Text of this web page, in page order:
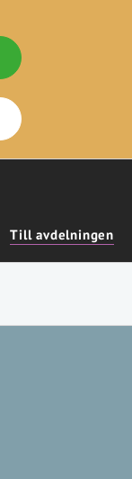
Till avdelningen